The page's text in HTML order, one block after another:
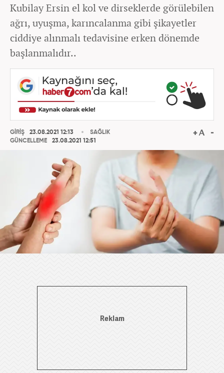
Kubilay Ersin el kol ve dirseklerde görülebilen
ağrı, uyuşma, karıncalanma gibi şikayetler
ciddiye alınmalı tedavisine erken dönemde
başlanmalıdır..
GİRİŞ
23.08.2021 12:13
GÜNCELLEME
23.08.2021 12:51
SAĞLIK